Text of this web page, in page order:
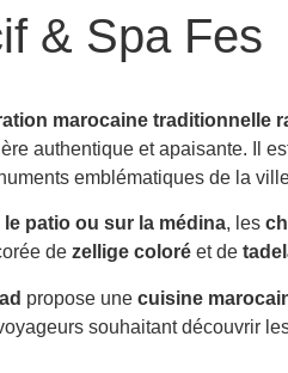
& Spa Fes
marocaine traditionnelle
authentique et apaisante. Il
emblématiques de la
patio ou sur la médina, les
de zellige coloré et de
propose une cuisine
souhaitant découvrir